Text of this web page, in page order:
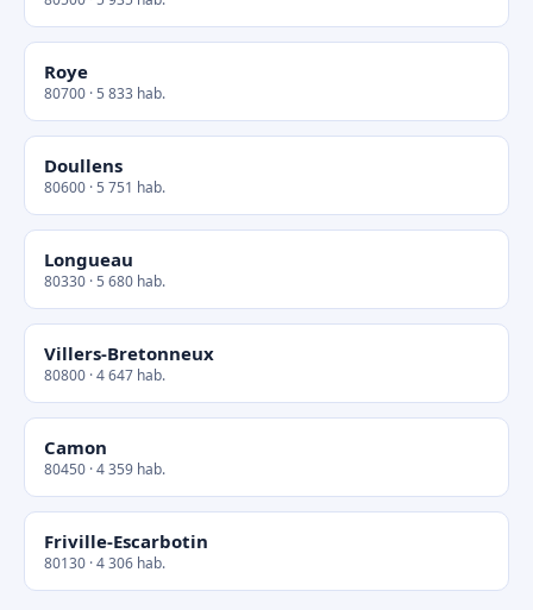
Roye
80700 · 5 833 hab.
Doullens
80600 · 5 751 hab.
Longueau
80330 · 5 680 hab.
Villers-Bretonneux
80800 · 4 647 hab.
Camon
80450 · 4 359 hab.
Friville-Escarbotin
80130 · 4 306 hab.